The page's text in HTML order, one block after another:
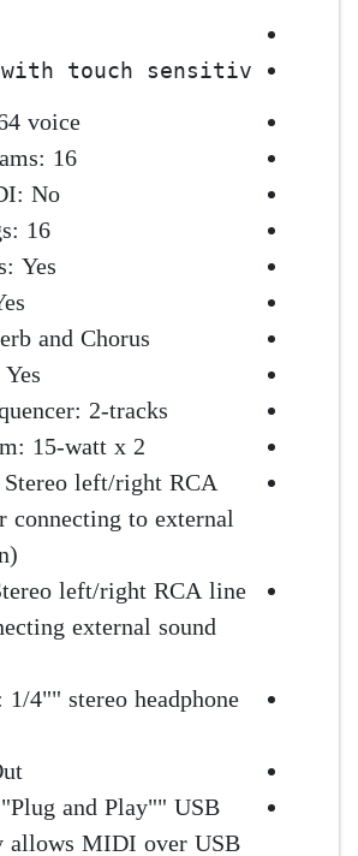
with touch sensitiv
voice
16
No
16
Yes
and Chorus
2-tracks
15-watt x 2
left/right RCA
connecting to external
left/right RCA line
external sound
1/4"" stereo headphone
and Play"" USB
allows MIDI over USB